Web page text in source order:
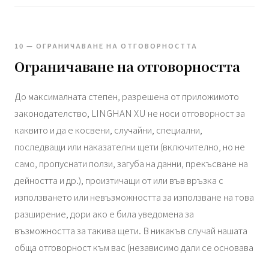
10 — ОГРАНИЧАВАНЕ НА ОТГОВОРНОСТТА
Ограничаване на отговорността
До максималната степен, разрешена от приложимото
законодателство, LINGHAN XU не носи отговорност за
каквито и да е косвени, случайни, специални,
последващи или наказателни щети (включително, но не
само, пропуснати ползи, загуба на данни, прекъсване на
дейността и др.), произтичащи от или във връзка с
използването или невъзможността за използване на това
разширение, дори ако е била уведомена за
възможността за такива щети. В никакъв случай нашата
обща отговорност към вас (независимо дали се основава